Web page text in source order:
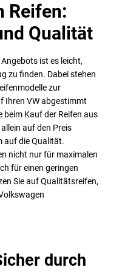
Reifen:
Qualität
ist es leicht,
zu finden. Dabei stehen
zur
Ihren VW abgestimmt
beim Kauf der Reifen aus
auf den Preis
auf die Qualität.
nicht nur für maximalen
für einen geringen
Sie auf Qualitätsreifen,
durch